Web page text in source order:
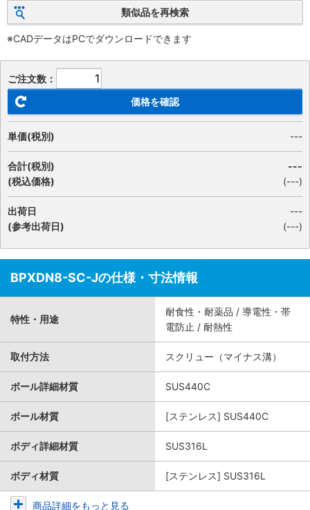
類似品を再検索
※CADデータはPCでダウンロードできます
ご注文数：
価格を確認
単価(税別) ---
合計(税別)
(税込価格)
---
(---)
出荷日
(参考出荷日)
---
(---)
BPXDN8-SC-Jの仕様・寸法情報
特性・用途
耐食性・耐薬品 / 導電性・帯
電防止 / 耐熱性
取付方法 スクリュー（マイナス溝）
ボール詳細材質 SUS440C
ボール材質 [ステンレス] SUS440C
ボディ詳細材質 SUS316L
ボディ材質 [ステンレス] SUS316L
商品詳細をもっと見る